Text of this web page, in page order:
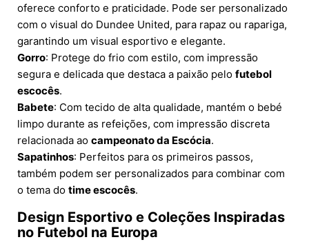
oferece conforto e praticidade. Pode ser personalizado
com o visual do Dundee United, para rapaz ou rapariga,
garantindo um visual esportivo e elegante.
Gorro: Protege do frio com estilo, com impressão
segura e delicada que destaca a paixão pelo futebol
escocês.
Babete: Com tecido de alta qualidade, mantém o bebé
limpo durante as refeições, com impressão discreta
relacionada ao campeonato da Escócia.
Sapatinhos: Perfeitos para os primeiros passos,
também podem ser personalizados para combinar com
o tema do time escocês.
Design Esportivo e Coleções Inspiradas
no Futebol na Europa